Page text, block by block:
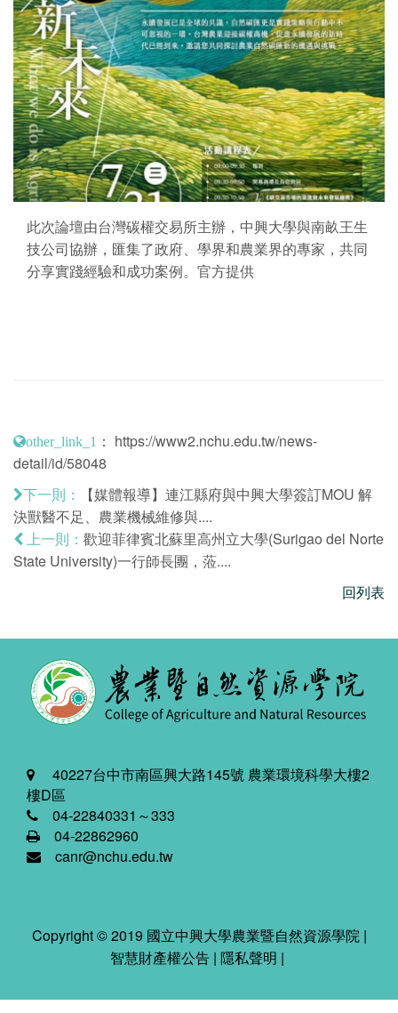
此次論壇由台灣碳權交易所主辦，中興大學與南畝王生
技公司協辦，匯集了政府、學界和農業界的專家，共同
分享實踐經驗和成功案例。官方提供
other_link_1 ： https://www2.nchu.edu.tw/news-
detail/id/58048
下一則：
【媒體報導】連江縣府與中興大學簽訂MOU 解
決獸醫不足、農業機械維修與....
上一則： 歡迎菲律賓北蘇里高州立大學(Surigao del Norte
State University)一行師長團，蒞....
回列表
40227台中市南區興大路145號 農業環境科學大樓2
樓D區
04-22840331～333
04-22862960
canr@nchu.edu.tw
Copyright © 2019 國立中興大學農業暨自然資源學院 |
智慧財產權公告 | 隱私聲明 |